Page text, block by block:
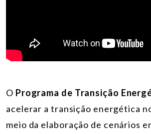
O Programa de Transição
acelerar a transição energética
meio da elaboração de cenários